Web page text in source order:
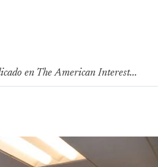
en The American Interest...